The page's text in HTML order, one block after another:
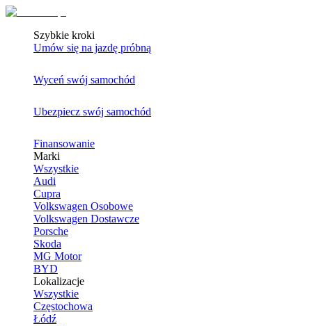
Szybkie kroki
Umów się na jazdę próbną
Wyceń swój samochód
Ubezpiecz swój samochód
Finansowanie
Marki
Wszystkie
Audi
Cupra
Volkswagen Osobowe
Volkswagen Dostawcze
Porsche
Skoda
MG Motor
BYD
Lokalizacje
Wszystkie
Częstochowa
Łódź